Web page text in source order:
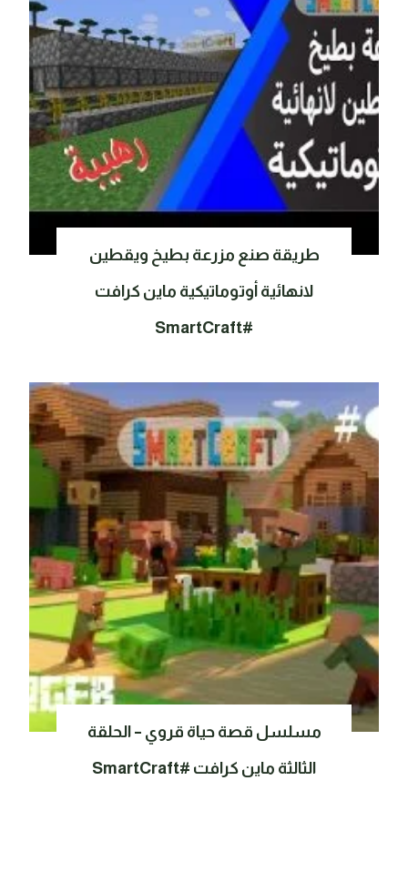
طريقة صنع مزرعة بطيخ ويقطين
لانهائية أوتوماتيكية ماين كرافت
#SmartCraft
مسلسل قصة حياة قروي – الحلقة
الثالثة ماين كرافت #SmartCraft